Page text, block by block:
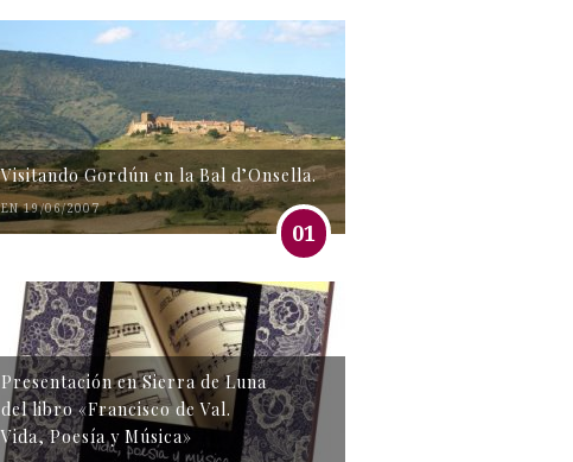
Visitando Gordún en la Bal d’Onsella.
EN 19/06/2007
01
Presentación en Sierra de Luna
del libro «Francisco de Val.
Vida, Poesía y Música»